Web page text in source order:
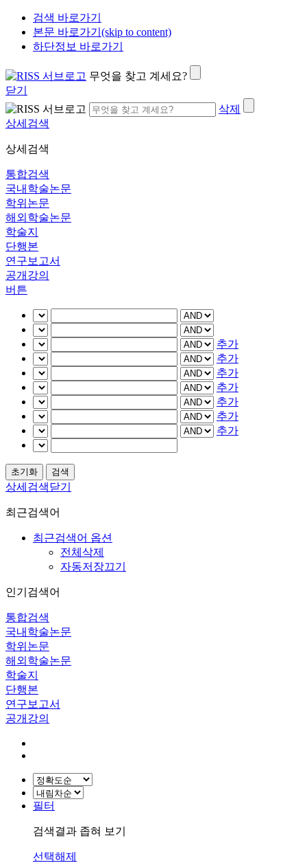
검색 바로가기
본문 바로가기(skip to content)
하단정보 바로가기
무엇을 찾고 계세요?
닫기
삭제
상세검색
상세검색
통합검색
국내학술논문
학위논문
해외학술논문
학술지
단행본
연구보고서
공개강의
버튼
추가
추가
추가
추가
추가
추가
추가
상세검색닫기
최근검색어
최근검색어 옵션
전체삭제
자동저장끄기
인기검색어
통합검색
국내학술논문
학위논문
해외학술논문
학술지
단행본
연구보고서
공개강의
필터
검색결과 좁혀 보기
선택해제